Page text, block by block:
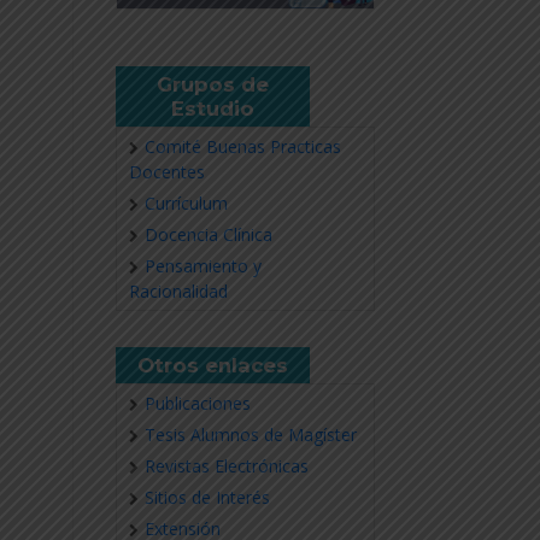
Grupos de
Estudio
Comité Buenas Practicas
Docentes
Currículum
Docencia Clínica
Pensamiento y
Racionalidad
Otros enlaces
Publicaciones
Tesis Alumnos de Magíster
Revistas Electrónicas
Sitios de Interés
Extensión